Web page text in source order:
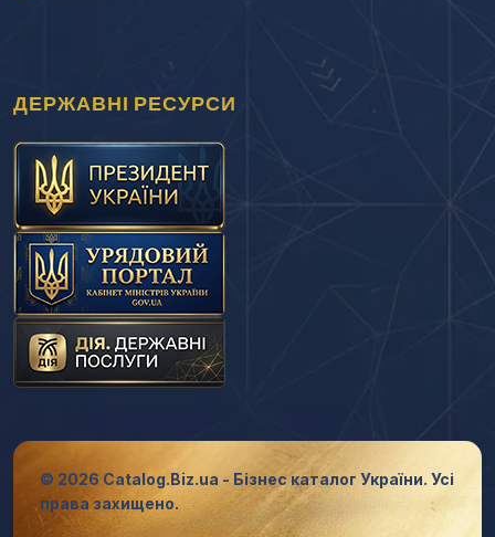
ДЕРЖАВНІ РЕСУРСИ
© 2026 Catalog.Biz.ua - Бізнес каталог України. Усі
права захищено.